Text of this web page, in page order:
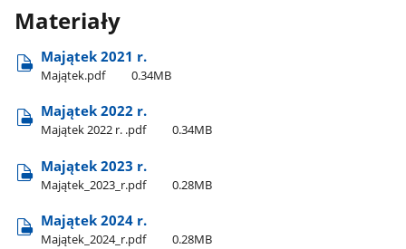
Materiały
Majątek 2021 r.
Majątek.pdf 0.34MB
Majątek 2022 r.
Majątek 2022 r. .pdf 0.34MB
Majątek 2023 r.
Majątek​_2023​_r.pdf 0.28MB
Majątek 2024 r.
Majątek​_2024​_r.pdf 0.28MB